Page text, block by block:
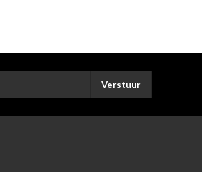
Verstuur